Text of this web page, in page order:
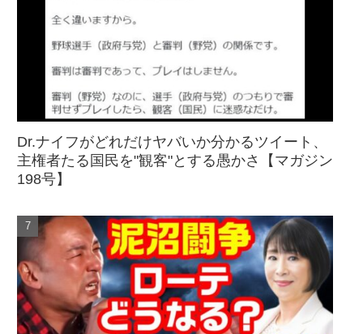
Dr.ナイフがどれだけヤバいか分かるツイート、
主権者たる国民を"観客"とする愚かさ【マガジン
198号】